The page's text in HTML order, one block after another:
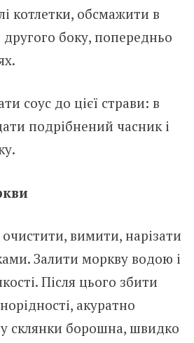
котлетки, обсмажити в
другого боку, попередньо
соус до цієї страви: в
подрібнений часник і
вимити, нарізати
Залити моркву водою і
Після цього збити
акуратно
склянки борошна, швидко